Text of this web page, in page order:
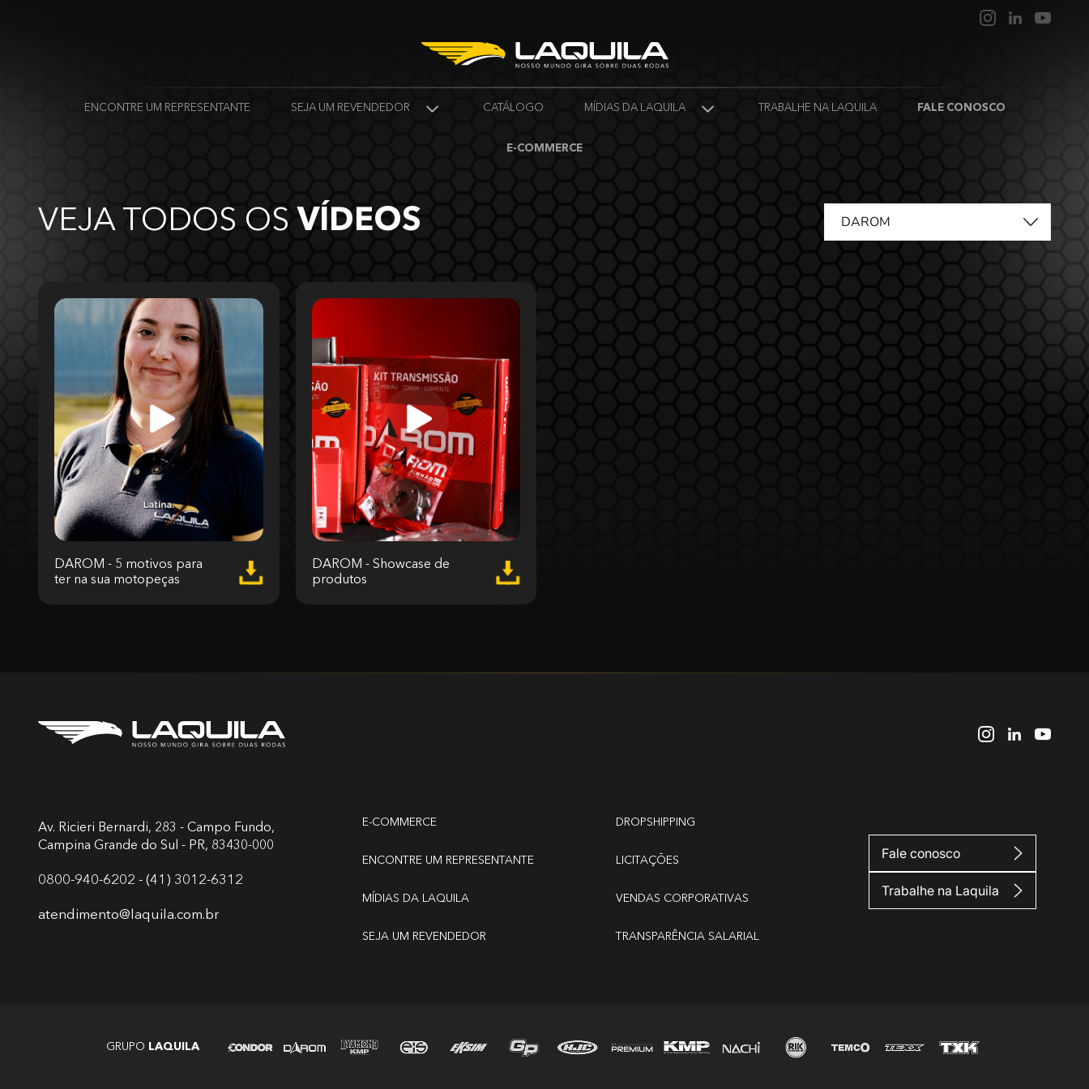
ENCONTRE UM REPRESENTANTE SEJA UM REVENDEDOR CATÁLOGO MÍDIAS DA LAQUILA TRABALHE NA LAQUILA FALE CONOSCO
E-COMMERCE
VEJA TODOS OS VÍDEOS DAROM
DAROM - 5 motivos para
ter na sua motopeças
DAROM - Showcase de
produtos
Av. Ricieri Bernardi, 283 - Campo Fundo,
Campina Grande do Sul - PR, 83430-000
0800-940-6202 - (41) 3012-6312
atendimento@laquila.com.br
E-COMMERCE DROPSHIPPING
ENCONTRE UM REPRESENTANTE LICITAÇÕES
MÍDIAS DA LAQUILA VENDAS CORPORATIVAS
SEJA UM REVENDEDOR TRANSPARÊNCIA SALARIAL
Fale conosco
Trabalhe na Laquila
GRUPO LAQUILA